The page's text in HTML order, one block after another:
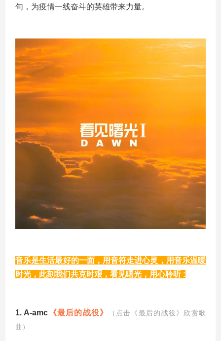
句，为疫情一线奋斗的英雄带来力量。
音乐是生活最好的一面，用音符走进心灵，用音乐温暖
时光，此刻我们共克时艰，看见曙光，用心聆听 :
1. A-amc 《最后的战役》
（点击《最后的战役》欣赏歌
曲）